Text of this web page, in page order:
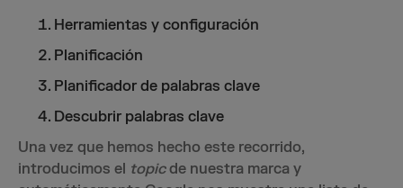
Herramientas y configuración
Planificación
Planificador de palabras clave
Descubrir palabras clave
Una vez que hemos hecho este recorrido,
introducimos el topicde nuestra marca y